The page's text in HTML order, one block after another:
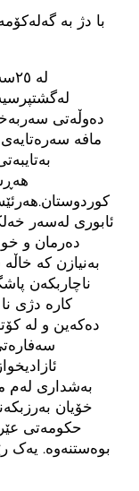
با دژ بە
دەوڵەتی
مافە
دەرمان و
بەنیازن کە
ناچاربکەن
کارە دژی
دەکەین و لە
بەشداری لەم
خۆیان
حکومەتی
بوەستنەوە. یەک